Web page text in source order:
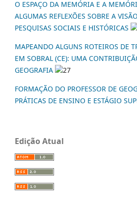
O ESPAÇO DA MEMÓRIA E A
ALGUMAS REFLEXÕES SOBRE A
PESQUISAS SOCIAIS E HISTÓRICAS
MAPEANDO ALGUNS ROTEIROS DE
EM SOBRAL (CE): UMA
GEOGRAFIA
27
FORMAÇÃO DO PROFESSOR DE
PRÁTICAS DE ENSINO E ESTÁGIO
Edição Atual